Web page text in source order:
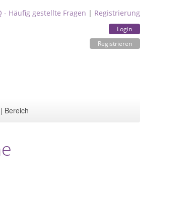
- Häufig gestellte Fragen | Registrierung
Login
Registrieren
Bereich